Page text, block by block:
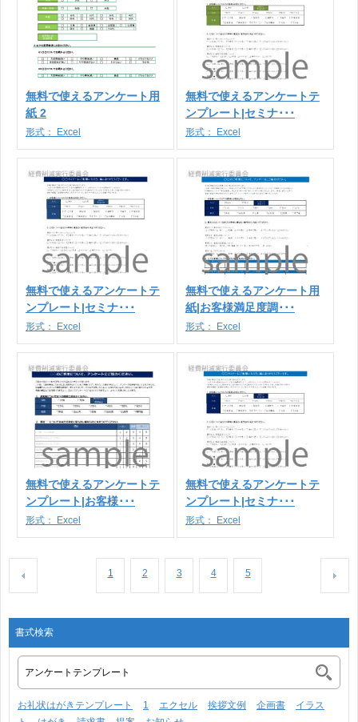
無料で使えるアンケート用
紙 2
形式： Excel
無料で使えるアンケートテ
ンプレート|セミナ･･･
形式： Excel
無料で使えるアンケートテ
ンプレート|セミナ･･･
形式： Excel
無料で使えるアンケート用
紙|お客様満足度調･･･
形式： Excel
無料で使えるアンケートテ
ンプレート|お客様･･･
形式： Excel
無料で使えるアンケートテ
ンプレート|セミナ･･･
形式： Excel
1 2 3 4 5
書式検索
お礼状はがきテンプレート 1 エクセル 挨拶文例 企画書
イラス